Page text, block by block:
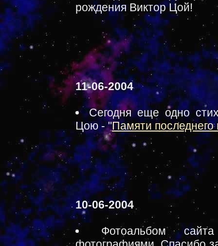
рождения Виктор Цой!
11-06-2004
Сегодня еще одно
Цою - "Памяти последнего
10-06-2004
Фотоальбом